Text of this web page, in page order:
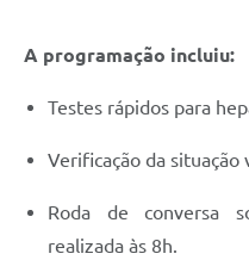
A programação incluiu:
Testes rápidos para
Verificação da situação
Roda de conversa
realizada às 8h.